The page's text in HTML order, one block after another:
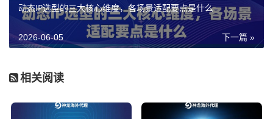
限量代理IP套餐成为关键。这类方案提供专属的IP池，在
有效期内不限制IP使用数量和流量消耗，并配备1Gbps以
上的超高带宽。这意味着企业可以专注于业务逻辑本
了成本的可控与可预期。
相比之下，对于业务范围覆盖全球多个市场的企业，例
动态IP选型的三大核心维度，各场景适配要点是什么
下一篇 »
2026-06-05
相关阅读